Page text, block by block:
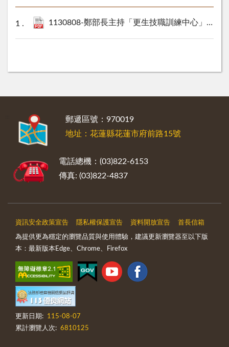
1130808-鄭部長主持「更生技職訓練中心」開工典禮並視察花檢暨訪視主愛之家等新聞稿.pdf
郵遞區號：970019
地址：花蓮縣花蓮市府前路15號
電話總機：(03)822-6153
傳真: (03)822-4837
資訊安全政策宣告 隱私權保護宣告 資料開放宣告 首長信箱
為提供更為穩定的瀏覽品質與使用體驗，建議更新瀏覽器至以下版
本：最新版本Edge、Chrome、Firefox
更新日期:
115-08-07
累計瀏覽人次: 6810125